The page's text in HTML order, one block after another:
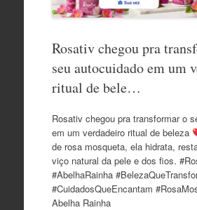
Rosativ chegou pra
seu autocuidado em um
ritual de bele…
Rosativ chegou pra transformar o
em um verdadeiro ritual de beleza
de rosa mosqueta, ela hidrata,
viço natural da pele e dos fios.
#AbelhaRainha
#CuidadosQueEncantam
Abelha Rainha